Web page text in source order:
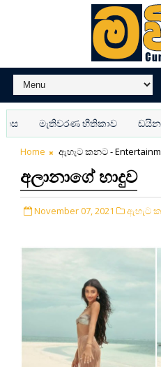
මැතිවරණ භීතිකාව
Home ඇහැට කනට -
අලානාගේ හාදුව
November 07, 2021 ඇහැට